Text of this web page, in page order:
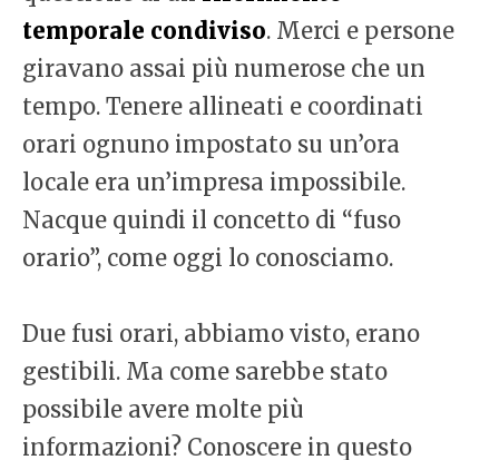
temporale condiviso. Merci e persone
giravano assai più numerose che un
tempo. Tenere allineati e coordinati
orari ognuno impostato su un’ora
locale era un’impresa impossibile.
Nacque quindi il concetto di “fuso
orario”, come oggi lo conosciamo.
Due fusi orari, abbiamo visto, erano
gestibili. Ma come sarebbe stato
possibile avere molte più
informazioni? Conoscere in questo